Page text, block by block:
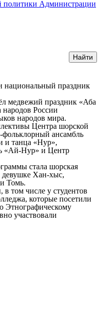
политики Администрации
национальный праздник
медвежий праздник «Аба
России
народов мира.
Центра шорской
ансамбль
и танца «Нур»,
«Ай-Нур» и Центр
стала шорская
девушке Хан-хыс,
Томь.
том числе у студентов
которые посетили
Этнографическому
участвовали